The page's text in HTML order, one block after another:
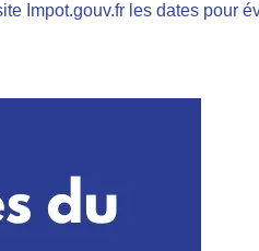
Impot.gouv.fr les dates pour